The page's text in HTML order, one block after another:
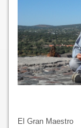
El Gran Maestro